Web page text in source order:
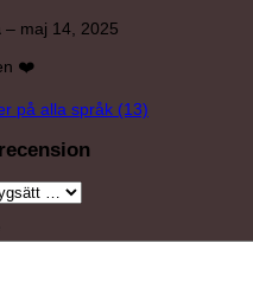
– maj 14, 2025
❤️
på alla språk (13)